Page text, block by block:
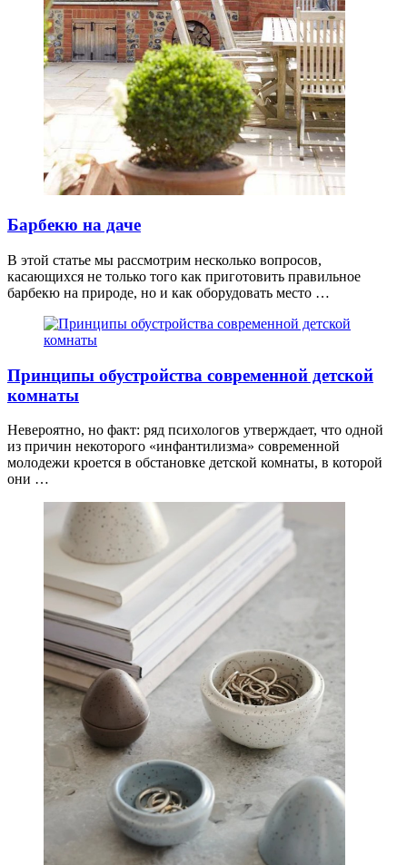
Барбекю на даче
В этой статье мы рассмотрим несколько вопросов,
касающихся не только того как приготовить правильное
барбекю на природе, но и как оборудовать место …
Принципы обустройства современной детской
комнаты
Невероятно, но факт: ряд психологов утверждает, что одной
из причин некоторого «инфантилизма» современной
молодежи кроется в обстановке детской комнаты, в которой
они …